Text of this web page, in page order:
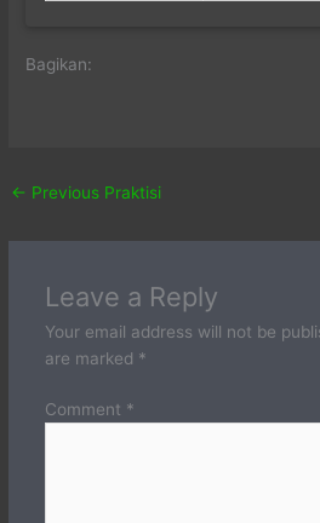
Bagikan:
← Previous Praktisi
Leave a Reply
Your email address will not be
are marked *
Comment *